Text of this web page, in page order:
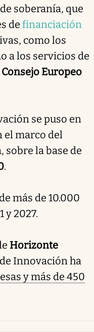
soberanía, que
de financiación
como los
a los servicios de
Consejo Europeo
se puso en
el marco del
la base de
.
más de 10.000
y 2027.
Horizonte
Innovación ha
y más de 450